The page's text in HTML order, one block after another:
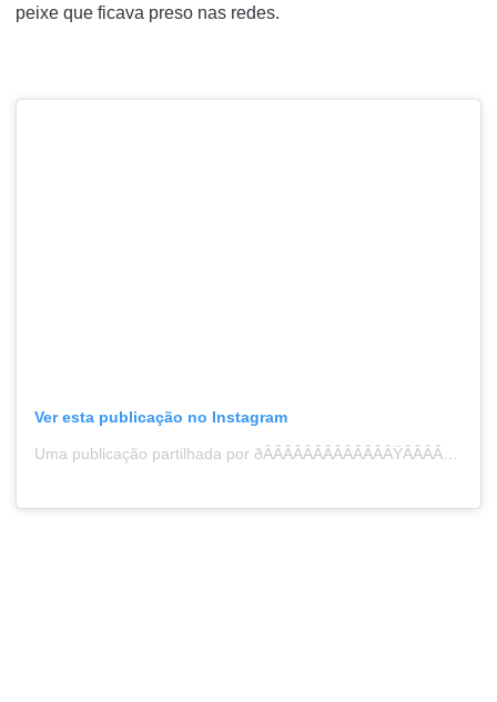
peixe que ficava preso nas redes.
Ver esta publicação no Instagram